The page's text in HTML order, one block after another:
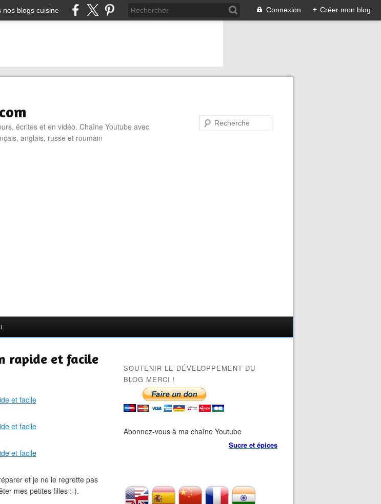
nos blogs cuisine Connexion + Créer mon blog
écrites et en vidéo. Chaîne Youtube avec
anglais, russe et roumain
rapide et facile
et je ne le regrette pas
mes petites filles :-).
SOUTENIR LE DÉVELOPPEMENT DU
BLOG MERCI !
Abonnez-vous à ma chaîne Youtube
Sucre et épices